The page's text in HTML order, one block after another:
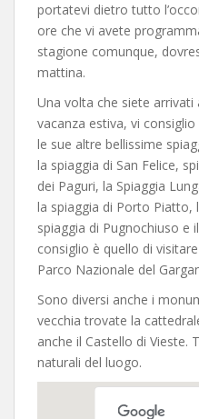
portatevi dietro tutto
ore che vi avete
stagione comunque,
mattina.
Una volta che siete arrivati
vacanza estiva, vi
le sue altre bellissime
la spiaggia di San Felice,
dei Paguri, la Spiaggia
la spiaggia di Porto Piatto,
spiaggia di Pugnochiuso e
consiglio è quello di
Parco Nazionale del
Sono diversi anche i
vecchia trovate la
anche il Castello di Vieste.
naturali del luogo.